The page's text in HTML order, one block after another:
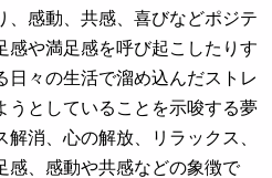
、感動、共感、喜びなどポジテ
感や満足感を呼び起こしたりす
日々の生活で溜め込んだストレ
うとしていることを示唆する夢
消、心の解放、リラックス、
感、感動や共感などの象徴で